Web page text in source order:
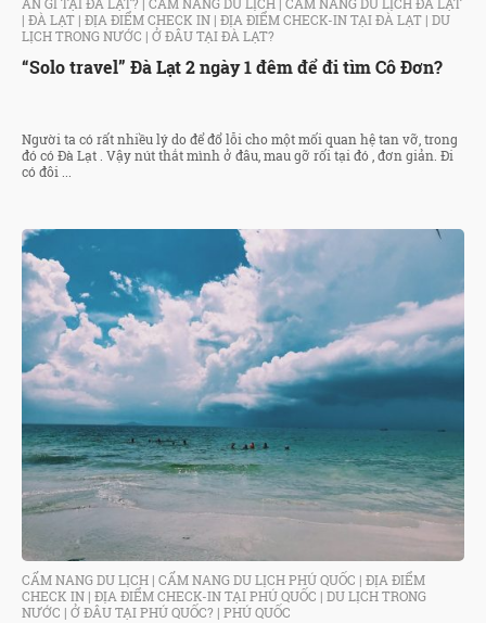
ĂN GÌ TẠI ĐÀ LẠT? | CẨM NANG DU LỊCH | CẨM NANG DU LỊCH ĐÀ LẠT
| ĐÀ LẠT | ĐỊA ĐIỂM CHECK IN | ĐỊA ĐIỂM CHECK-IN TẠI ĐÀ LẠT | DU
LỊCH TRONG NƯỚC | Ở ĐÂU TẠI ĐÀ LẠT?
“Solo travel” Đà Lạt 2 ngày 1 đêm để đi tìm Cô Đơn?
Người ta có rất nhiều lý do để đổ lỗi cho một mối quan hệ tan vỡ, trong
đó có Đà Lạt . Vậy nút thắt mình ở đâu, mau gỡ rối tại đó , đơn giản. Đi
có đôi ...
CẨM NANG DU LỊCH | CẨM NANG DU LỊCH PHÚ QUỐC | ĐỊA ĐIỂM
CHECK IN | ĐỊA ĐIỂM CHECK-IN TẠI PHÚ QUỐC | DU LỊCH TRONG
NƯỚC | Ở ĐÂU TẠI PHÚ QUỐC? | PHÚ QUỐC